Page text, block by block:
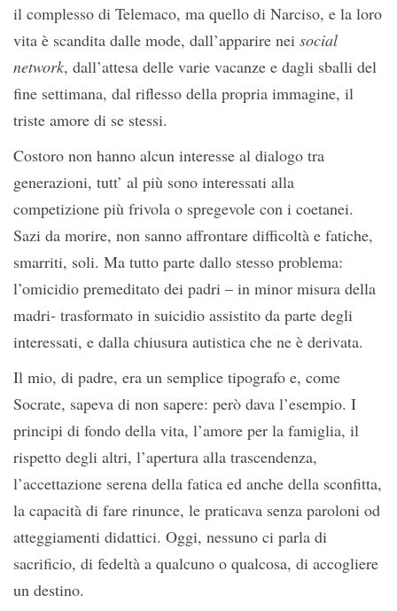
il complesso di Telemaco, ma quello di Narciso, e la loro
vita è scandita dalle mode, dall’apparire nei social
network, dall’attesa delle varie vacanze e dagli sballi del
fine settimana, dal riflesso della propria immagine, il
triste amore di se stessi.
Costoro non hanno alcun interesse al dialogo tra
generazioni, tutt’ al più sono interessati alla
competizione più frivola o spregevole con i coetanei.
Sazi da morire, non sanno affrontare difficoltà e fatiche,
smarriti, soli. Ma tutto parte dallo stesso problema:
l’omicidio premeditato dei padri – in minor misura della
madri- trasformato in suicidio assistito da parte degli
interessati, e dalla chiusura autistica che ne è derivata.
Il mio, di padre, era un semplice tipografo e, come
Socrate, sapeva di non sapere: però dava l’esempio. I
principi di fondo della vita, l’amore per la famiglia, il
rispetto degli altri, l’apertura alla trascendenza,
l’accettazione serena della fatica ed anche della sconfitta,
la capacità di fare rinunce, le praticava senza paroloni od
atteggiamenti didattici. Oggi, nessuno ci parla di
sacrificio, di fedeltà a qualcuno o qualcosa, di accogliere
un destino.